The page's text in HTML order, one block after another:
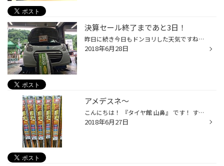
決算セール終了まであと3日！
昨日に続き今日もドンヨリした天気ですね。 1週間くらいこんな天気が続くみたいです・・・（気象庁ＨＰより） 皆さん雨の日の運転でヒヤッとした覚えはありませんか？ タイヤの残り溝が少なくなると雨のブレーキの性能が大きく下がってしまいます。 『以前よりも止まるまでの距離が長くなった』 『...
2018年6月28日
アメデスネ～
こんにちは！ 『タイヤ館 山鼻』 です！ すっきりしない天気が続きますネー。 早く夏らしくスカッと晴れてほしいですね」！！ でも避けられない雨降りの中の運転・・・ みなさん、きちんとふき取れるワイパー使ってますか？ 視界不良は事故の元！！ 撥水効果が好評の 『ＰＩＡＡ 超強力シリコートワ...
2018年6月27日